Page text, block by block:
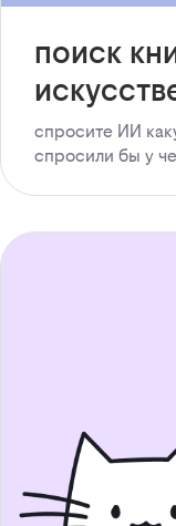
поиск
спросите ИИ
спросили бы у